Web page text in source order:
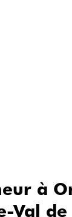
à
Val de